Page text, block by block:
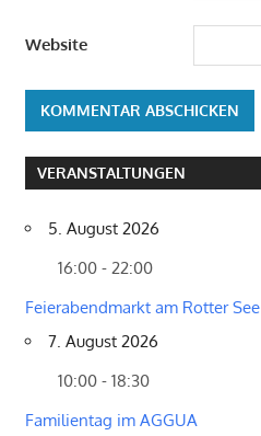
Website
VERANSTALTUNGEN
5. August 2026
16:00 - 22:00
Feierabendmarkt am Rotter See
7. August 2026
10:00 - 18:30
Familientag im AGGUA